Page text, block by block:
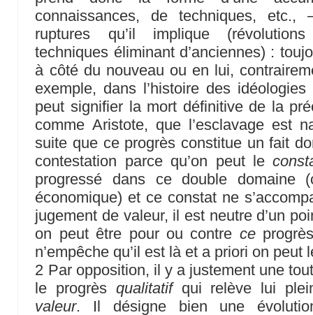
connaissances, de techniques,
ruptures qu’il implique
techniques éliminant d’anciennes) :
à côté du nouveau ou en lui,
exemple, dans l’histoire des
peut signifier la mort définitive de la
comme Aristote, que l’esclavage est
suite que ce progrès constitue un fait
contestation parce qu’on peut le
progressé dans ce double domaine
économique) et ce constat ne
jugement de valeur, il est neutre d’un
on peut être pour ou contre ce
n’empêche qu’il est là et a priori on
2 Par opposition, il y a justement une
le progrès qualitatifqui relève lui
valeur. Il désigne bien une